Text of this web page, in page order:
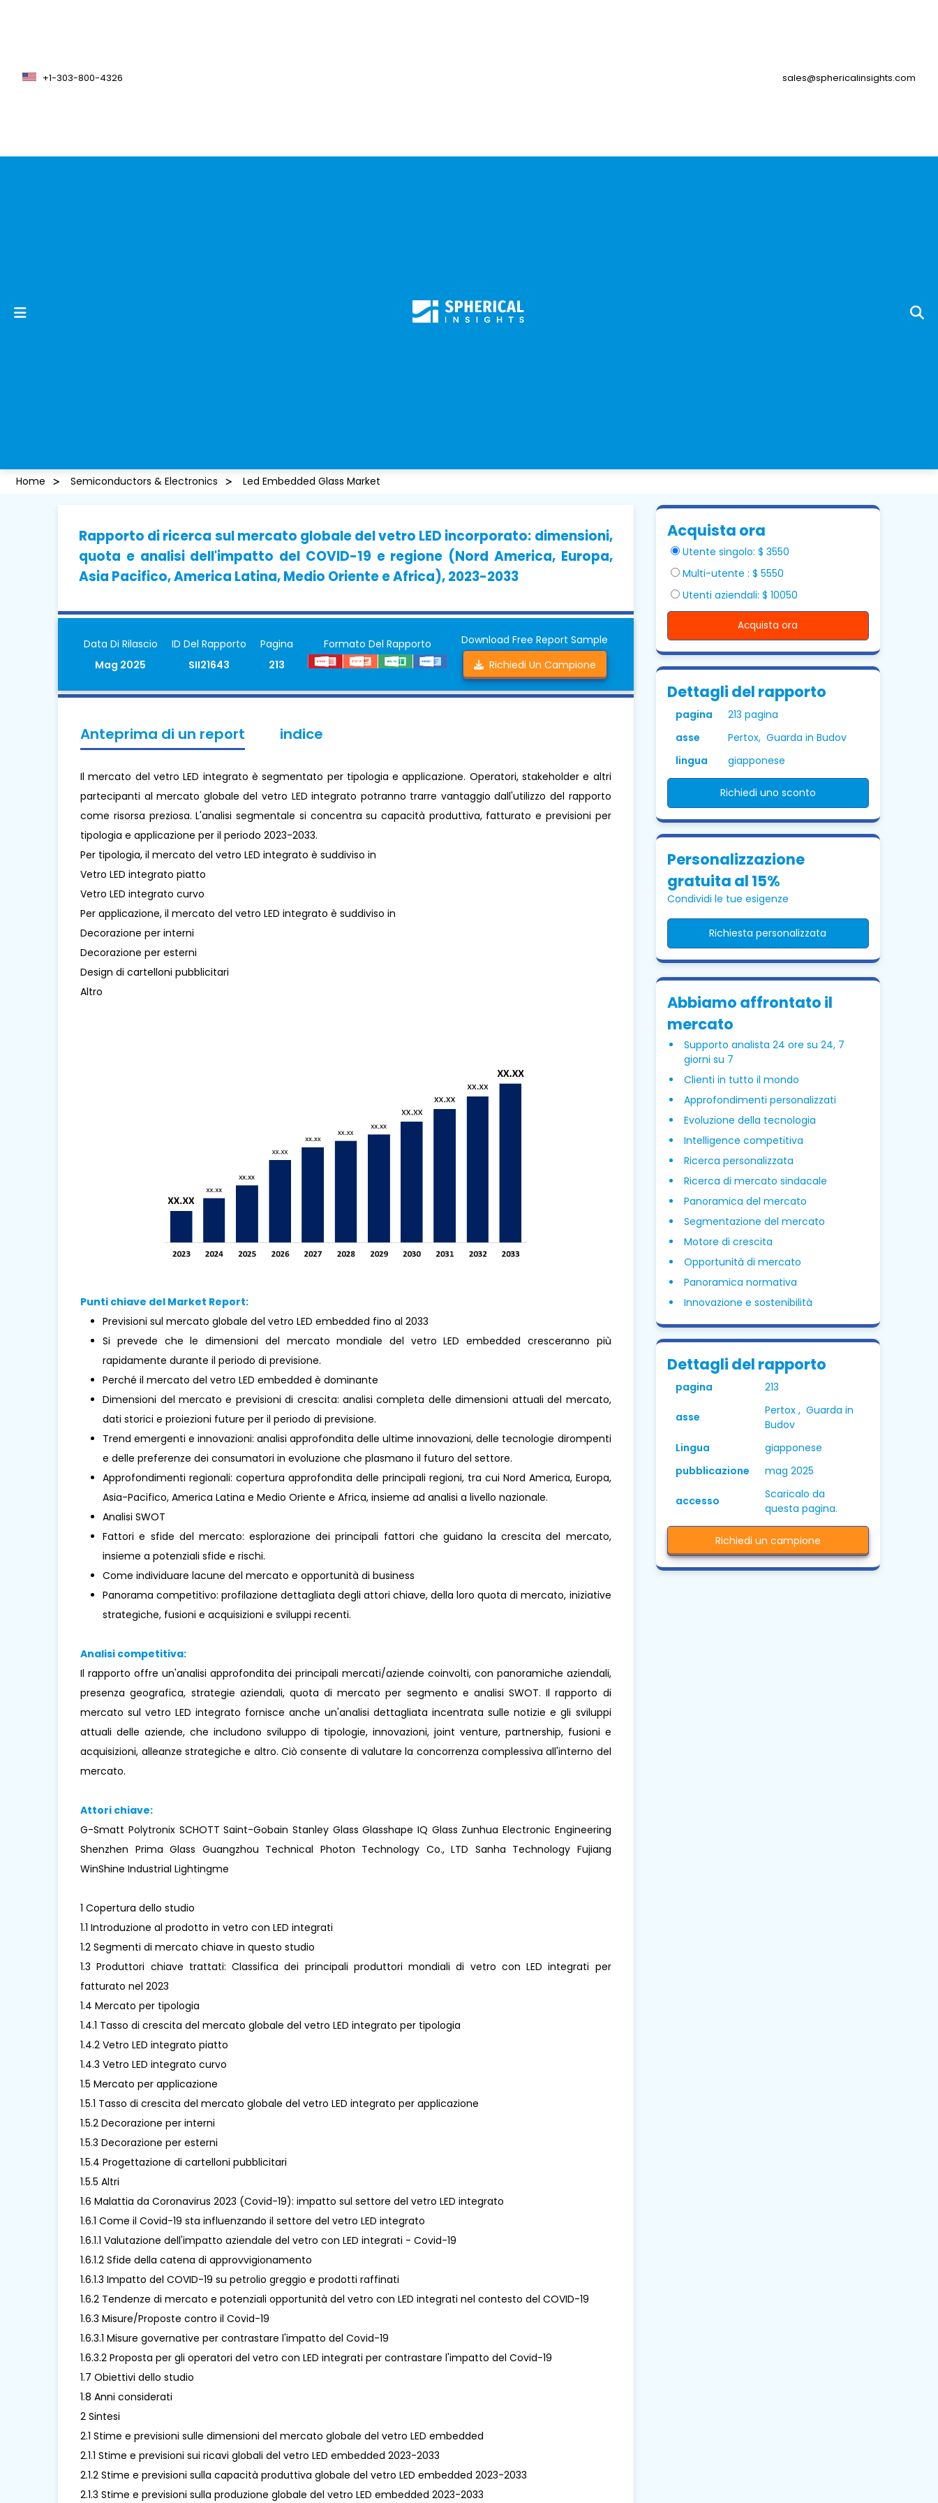
+1-303-800-4326 sales@sphericalinsights.com
Home Semiconductors & Electronics Led Embedded Glass Market
Rapporto di ricerca sul mercato globale del vetro LED incorporato: dimensioni,
quota e analisi dell'impatto del COVID-19 e regione (Nord America, Europa,
Asia Pacifico, America Latina, Medio Oriente e Africa), 2023-2033
Data Di Rilascio
Mag 2025
ID Del Rapporto
SII21643
Pagina
213
Formato Del Rapporto
Download Free Report Sample
Richiedi Un Campione
Anteprima di un report indice
Il mercato del vetro LED integrato è segmentato per tipologia e applicazione. Operatori, stakeholder e altri
partecipanti al mercato globale del vetro LED integrato potranno trarre vantaggio dall'utilizzo del rapporto
come risorsa preziosa. L'analisi segmentale si concentra su capacità produttiva, fatturato e previsioni per
tipologia e applicazione per il periodo 2023-2033.
Per tipologia, il mercato del vetro LED integrato è suddiviso in
Vetro LED integrato piatto
Vetro LED integrato curvo
Per applicazione, il mercato del vetro LED integrato è suddiviso in
Decorazione per interni
Decorazione per esterni
Design di cartelloni pubblicitari
Altro
Punti chiave del Market Report:
Previsioni sul mercato globale del vetro LED embedded fino al 2033
Si prevede che le dimensioni del mercato mondiale del vetro LED embedded cresceranno più
rapidamente durante il periodo di previsione.
Perché il mercato del vetro LED embedded è dominante
Dimensioni del mercato e previsioni di crescita: analisi completa delle dimensioni attuali del mercato,
dati storici e proiezioni future per il periodo di previsione.
Trend emergenti e innovazioni: analisi approfondita delle ultime innovazioni, delle tecnologie dirompenti
e delle preferenze dei consumatori in evoluzione che plasmano il futuro del settore.
Approfondimenti regionali: copertura approfondita delle principali regioni, tra cui Nord America, Europa,
Asia-Pacifico, America Latina e Medio Oriente e Africa, insieme ad analisi a livello nazionale.
Analisi SWOT
Fattori e sfide del mercato: esplorazione dei principali fattori che guidano la crescita del mercato,
insieme a potenziali sfide e rischi.
Come individuare lacune del mercato e opportunità di business
Panorama competitivo: profilazione dettagliata degli attori chiave, della loro quota di mercato, iniziative
strategiche, fusioni e acquisizioni e sviluppi recenti.
Analisi competitiva:
Il rapporto offre un'analisi approfondita dei principali mercati/aziende coinvolti, con panoramiche aziendali,
presenza geografica, strategie aziendali, quota di mercato per segmento e analisi SWOT. Il rapporto di
mercato sul vetro LED integrato fornisce anche un'analisi dettagliata incentrata sulle notizie e gli sviluppi
attuali delle aziende, che includono sviluppo di tipologie, innovazioni, joint venture, partnership, fusioni e
acquisizioni, alleanze strategiche e altro. Ciò consente di valutare la concorrenza complessiva all'interno del
mercato.
Attori chiave:
G-Smatt Polytronix SCHOTT Saint-Gobain Stanley Glass Glasshape IQ Glass Zunhua Electronic Engineering
Shenzhen Prima Glass Guangzhou Technical Photon Technology Co., LTD Sanha Technology Fujiang
WinShine Industrial Lightingme
1 Copertura dello studio
1.1 Introduzione al prodotto in vetro con LED integrati
1.2 Segmenti di mercato chiave in questo studio
1.3 Produttori chiave trattati: Classifica dei principali produttori mondiali di vetro con LED integrati per
fatturato nel 2023
1.4 Mercato per tipologia
1.4.1 Tasso di crescita del mercato globale del vetro LED integrato per tipologia
1.4.2 Vetro LED integrato piatto
1.4.3 Vetro LED integrato curvo
1.5 Mercato per applicazione
1.5.1 Tasso di crescita del mercato globale del vetro LED integrato per applicazione
1.5.2 Decorazione per interni
1.5.3 Decorazione per esterni
1.5.4 Progettazione di cartelloni pubblicitari
1.5.5 Altri
1.6 Malattia da Coronavirus 2023 (Covid-19): impatto sul settore del vetro LED integrato
1.6.1 Come il Covid-19 sta influenzando il settore del vetro LED integrato
1.6.1.1 Valutazione dell'impatto aziendale del vetro con LED integrati - Covid-19
1.6.1.2 Sfide della catena di approvvigionamento
1.6.1.3 Impatto del COVID-19 su petrolio greggio e prodotti raffinati
1.6.2 Tendenze di mercato e potenziali opportunità del vetro con LED integrati nel contesto del COVID-19
1.6.3 Misure/Proposte contro il Covid-19
1.6.3.1 Misure governative per contrastare l'impatto del Covid-19
1.6.3.2 Proposta per gli operatori del vetro con LED integrati per contrastare l'impatto del Covid-19
1.7 Obiettivi dello studio
1.8 Anni considerati
2 Sintesi
2.1 Stime e previsioni sulle dimensioni del mercato globale del vetro LED embedded
2.1.1 Stime e previsioni sui ricavi globali del vetro LED embedded 2023-2033
2.1.2 Stime e previsioni sulla capacità produttiva globale del vetro LED embedded 2023-2033
2.1.3 Stime e previsioni sulla produzione globale del vetro LED embedded 2023-2033
Acquista ora
Utente singolo: $ 3550
Multi-utente : $ 5550
Utenti aziendali: $ 10050
Acquista ora
Dettagli del rapporto
pagina
213 pagina
asse
Pertox, Guarda in Budov
lingua
giapponese
Richiedi uno sconto
Personalizzazione
gratuita al 15%
Condividi le tue esigenze
Richiesta personalizzata
Abbiamo affrontato il
mercato
Supporto analista 24 ore su 24, 7
giorni su 7
Clienti in tutto il mondo
Approfondimenti personalizzati
Evoluzione della tecnologia
Intelligence competitiva
Ricerca personalizzata
Ricerca di mercato sindacale
Panoramica del mercato
Segmentazione del mercato
Motore di crescita
Opportunità di mercato
Panoramica normativa
Innovazione e sostenibilità
Dettagli del rapporto
pagina 213
asse
Pertox , Guarda in
Budov
Lingua
giapponese
pubblicazione
mag 2025
accesso
Scaricalo da
questa pagina.
Richiedi un campione